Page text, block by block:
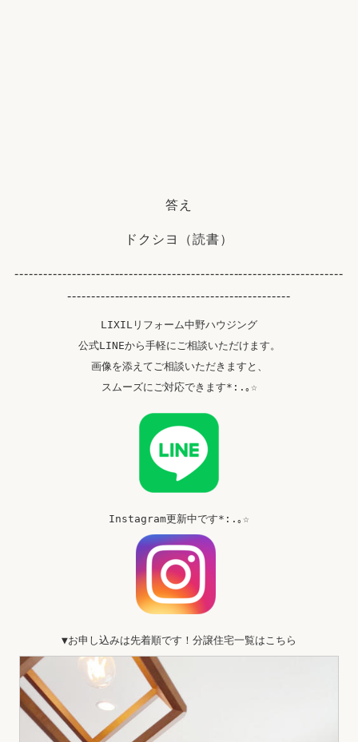
答え
ドクシヨ（読書）
---------------------------------------------------------------------
-----------------------------------------------
LIXILリフォーム中野ハウジング
公式LINEから手軽にご相談いただけます。
画像を添えてご相談いただきますと、
スムーズにご対応できます*:.｡☆
Instagram更新中です*:.｡☆
▼お申し込みは先着順です！分譲住宅一覧はこちら